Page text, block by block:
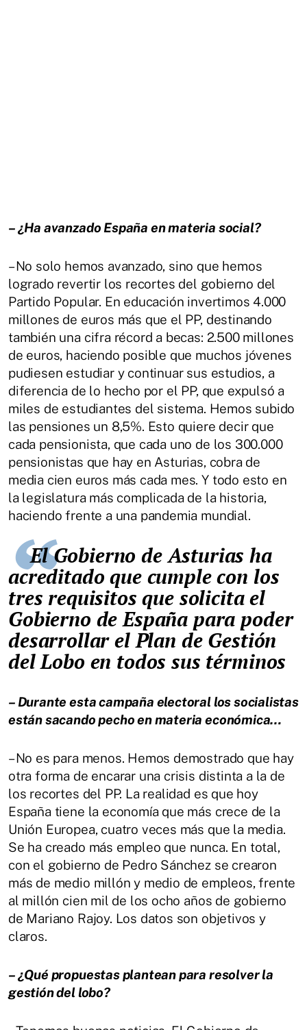
– ¿Ha avanzado España en materia social?
– No solo hemos avanzado, sino que hemos
logrado revertir los recortes del gobierno del
Partido Popular. En educación invertimos 4.000
millones de euros más que el PP, destinando
también una cifra récord a becas: 2.500 millones
de euros, haciendo posible que muchos jóvenes
pudiesen estudiar y continuar sus estudios, a
diferencia de lo hecho por el PP, que expulsó a
miles de estudiantes del sistema. Hemos subido
las pensiones un 8,5%. Esto quiere decir que
cada pensionista, que cada uno de los 300.000
pensionistas que hay en Asturias, cobra de
media cien euros más cada mes. Y todo esto en
la legislatura más complicada de la historia,
haciendo frente a una pandemia mundial.
El Gobierno de Asturias ha
acreditado que cumple con los
tres requisitos que solicita el
Gobierno de España para poder
desarrollar el Plan de Gestión
del Lobo en todos sus términos
– Durante esta campaña electoral los socialistas
están sacando pecho en materia económica…
– No es para menos. Hemos demostrado que hay
otra forma de encarar una crisis distinta a la de
los recortes del PP. La realidad es que hoy
España tiene la economía que más crece de la
Unión Europea, cuatro veces más que la media.
Se ha creado más empleo que nunca. En total,
con el gobierno de Pedro Sánchez se crearon
más de medio millón y medio de empleos, frente
al millón cien mil de los ocho años de gobierno
de Mariano Rajoy. Los datos son objetivos y
claros.
– ¿Qué propuestas plantean para resolver la
gestión del lobo?